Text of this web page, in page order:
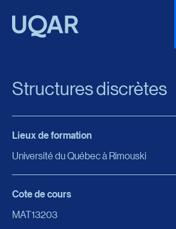
Espacement du texte
Structures discrètes
Lieux de formation
Université du Québec à Rimouski
Cote de cours
MAT13203